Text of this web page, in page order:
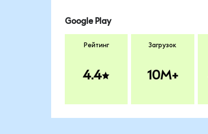
Google Play
Рейтинг
4.4
Загрузок
10M+